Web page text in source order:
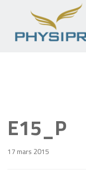
E15_P
17 mars 2015